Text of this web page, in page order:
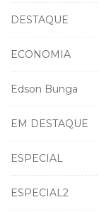
DESTAQUE
ECONOMIA
Edson Bunga
EM DESTAQUE
ESPECIAL
ESPECIAL2